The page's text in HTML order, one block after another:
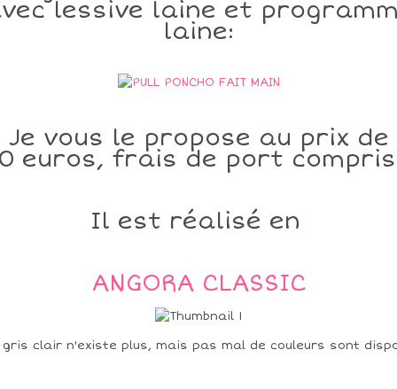
lessive laine et
laine:
Je vous le propose au prix de
euros, frais de port
Il est réalisé en
ANGORA CLASSIC
gris clair n'existe plus, mais pas mal de couleurs sont